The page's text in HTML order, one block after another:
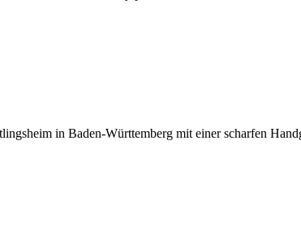
in Baden-Württemberg mit einer scharfen